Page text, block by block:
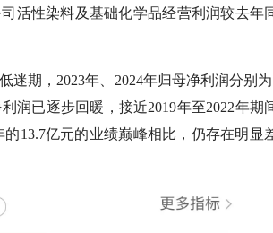
活性染料及基础化学品经营利润较去年
期，2023年、2024年归母净利润分别
润已逐步回暖，接近2019年至2022年期
的13.7亿元的业绩巅峰相比，仍存在明显